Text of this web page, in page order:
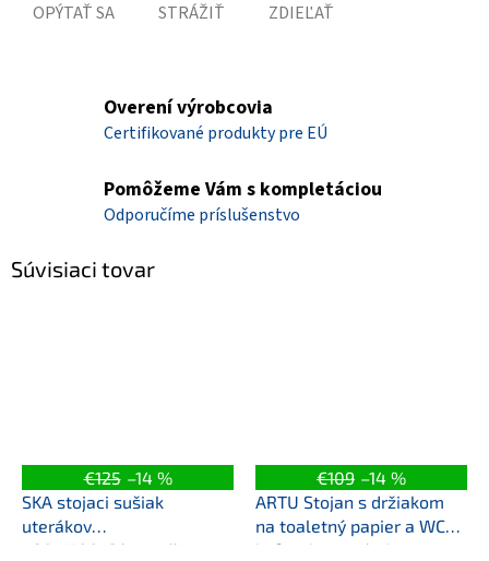
OPÝTAŤ SA STRÁŽIŤ ZDIEĽAŤ
Overení výrobcovia
Certifikované produkty pre EÚ
Pomôžeme Vám s kompletáciou
Odporučíme príslušenstvo
Súvisiaci tovar
€125 –14 %
SKA stojaci sušiak
uterákov
420x1700x20mm, čierna
€109 –14 %
ARTU Stojan s držiakom
na toaletný papier a WC
kefou, hranatý, chrom